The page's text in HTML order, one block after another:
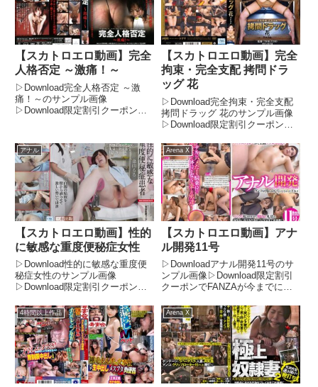
【スカトロエロ動画】完全
人格否定 ～激痛！～
▷Download完全人格否定 ～激
痛！～のサンプル画像
▷Download限定割引クーポンで
定500円OFFクーポンで、フル動
画が驚きの価格に！期間限定セー
ル品もさらに割引され...
【スカトロエロ動画】完全
拘束・完全支配 拷問ドラ
ッグ 花
▷Download完全拘束・完全支配
拷問ドラッグ 花のサンプル画像
▷Download限定割引クーポンで
今がチャンス！FANZAの期間限
定500円OFFクーポンで、フル動
画が驚きの価格に！期間限定セー
ル品もさ...
アナル
【スカトロエロ動画】性的
に敏感な重度便秘症女性
▷Download性的に敏感な重度便
秘症女性のサンプル画像
▷Download限定割引クーポンで
今がチャンス！FANZAの期間限
定500円OFFクーポンで、フル動
画が驚きの価格に！期間限定セー
ル品もさらに割引さ...
Arena X
【スカトロエロ動画】アナ
ル開発11号
▷Downloadアナル開発11号のサ
ンプル画像▷Download限定割引
クーポンでFANZAが今までにな
FANZAの期間限定500円OFFクー
ポンで、フル動画が驚きの価格
に！期間限定セール品もさらに割
引され、タダ同...
4時間以上作品 Arena X